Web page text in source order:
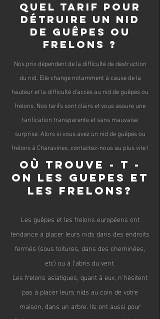
Quel tarif pour
détruire un nid
de guêpes ou
frelons ?
Nos prix dépendent de la difficulté de destruction
du nid. Elle change notamment à cause de la
hauteur et la difficulté d'accès au nid de guêpes ou
frelons. Nos tarifs sont clairs et vous assure une
tarification transparente et sans mauvaise
surprise. Alors si vous avez un nid de guêpes ou
frelons à Charavines, contactez-nous au plus vite !
Où trouve - t -
on les guepes et
les frelons?
Les guêpes et les frelons européens ont
tendance à placer leurs nids dans des endroits
fermés (sous toitures, dans des cheminées,
etc) ou à l'abris du vent.
Les frelons asiatiques, quant à eux, n’hésitent
pas à placer leurs nids au coin de votre
maison, dans un arbre. Ils ont aussi pour